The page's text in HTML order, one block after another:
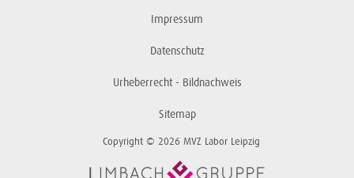
Impressum
Datenschutz
Urheberrecht - Bildnachweis
Sitemap
Copyright © 2026 MVZ Labor Leipzig